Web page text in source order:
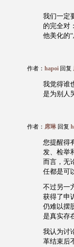
我们一定
的完全对
他美化的
作者： hapoi 回复
我觉得谁
是为别人
作者： 席琳 回复
您提醒得
发、检举
而言，无
任都是可
不过另一
获得了申
仍难以摆
是真实存
我认为讨
革结束后